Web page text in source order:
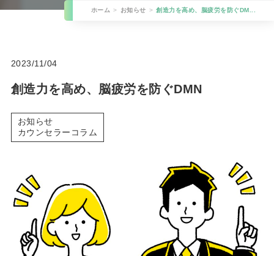
ホーム お知らせ 創造力を高め、脳疲労を防ぐDM...
2023/11/04
創造力を高め、脳疲労を防ぐDMN
お知らせ
カウンセラーコラム